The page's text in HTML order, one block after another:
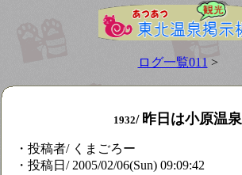
ログ一覧011 >
1932/ 昨日は小原温泉
・投稿者/ くまごろー
・投稿日/ 2005/02/06(Sun) 09:09:42